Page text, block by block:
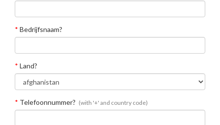
* Bedrijfsnaam?
* Land?
* Telefoonnummer? (with '+' and country code)